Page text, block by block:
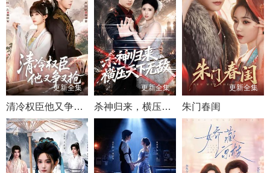
更新全集
清冷权臣他又争又抢
更新全集
杀神归来，横压天下无敌
更新全集
朱门春闺